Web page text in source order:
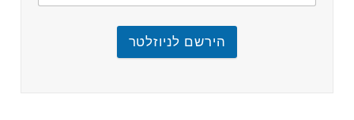
הירשם לניוזלטר